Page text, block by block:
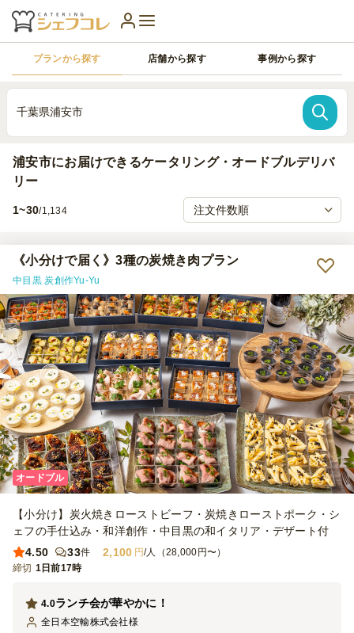
プランから探す 店舗から探す 事例から探す
千葉県浦安市
浦安市にお届けできるケータリング・オードブルデリバ
リー
1~30/1,134
《小分けで届く》3種の炭焼き肉プラン
中目黒 炭創作Yu-Yu
オードブル
【小分け】炭火焼きローストビーフ・炭焼きローストポーク・シ
ェフの手仕込み・和洋創作・中目黒の和イタリア・デザート付
4.50
33件 2,100 円/人（28,000円〜）
締切 1日前17時
ランチ会が華やかに！
4.0
全日本空輸株式会社様